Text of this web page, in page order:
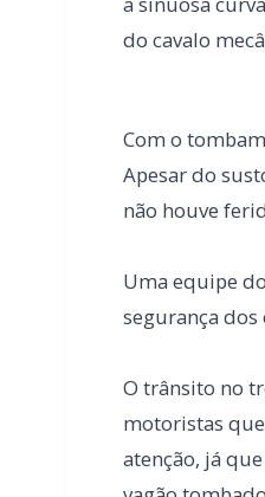
não houve
O trânsito no
vagão
LEIA
Mulher
Pontes